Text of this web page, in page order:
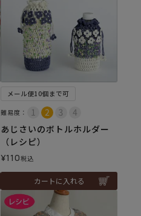
メール便10個まで可
難易度：
あじさいのボトルホルダー
（レシピ）
¥110税込
カートに入れる